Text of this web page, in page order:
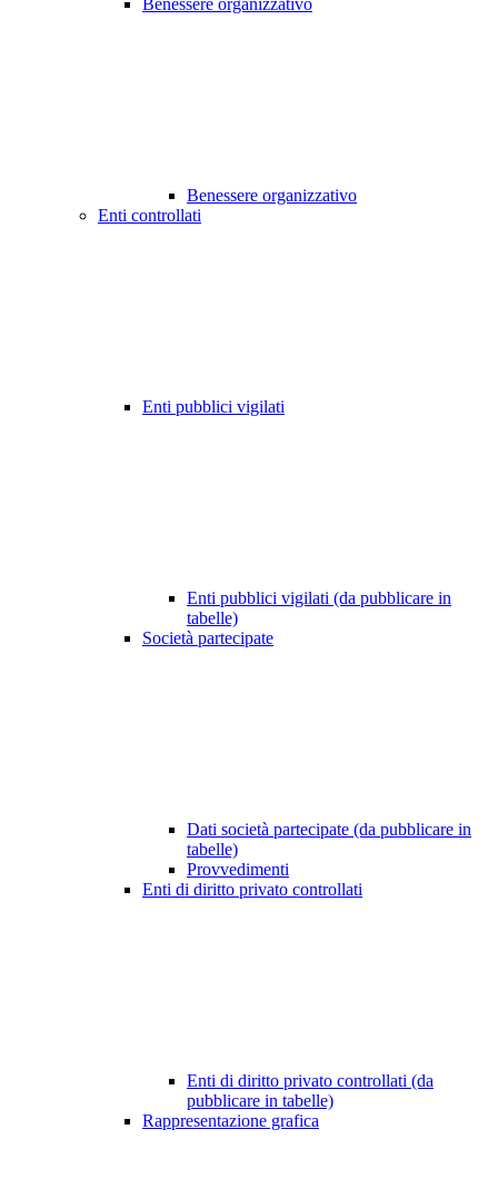
Benessere organizzativo
Benessere organizzativo
Enti controllati
Enti pubblici vigilati
Enti pubblici vigilati (da pubblicare in
tabelle)
Società partecipate
Dati società partecipate (da pubblicare in
tabelle)
Provvedimenti
Enti di diritto privato controllati
Enti di diritto privato controllati (da
pubblicare in tabelle)
Rappresentazione grafica